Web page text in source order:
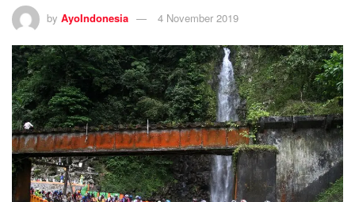
by AyoIndonesia 4 November 2019